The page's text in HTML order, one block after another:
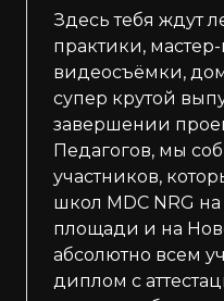
Здесь тебя ждут
практики,
видеосъёмки,
супер крутой
завершении
Педагогов, мы
участников,
школ MDC NRG
площади и на
абсолютно всем
диплом с